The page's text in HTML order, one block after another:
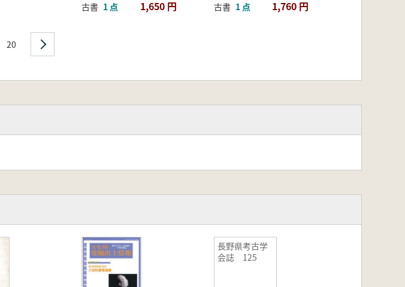
古書 1 点 1,650 円 古書 1 点 1,760 円
20
長野県考古学
会誌 125